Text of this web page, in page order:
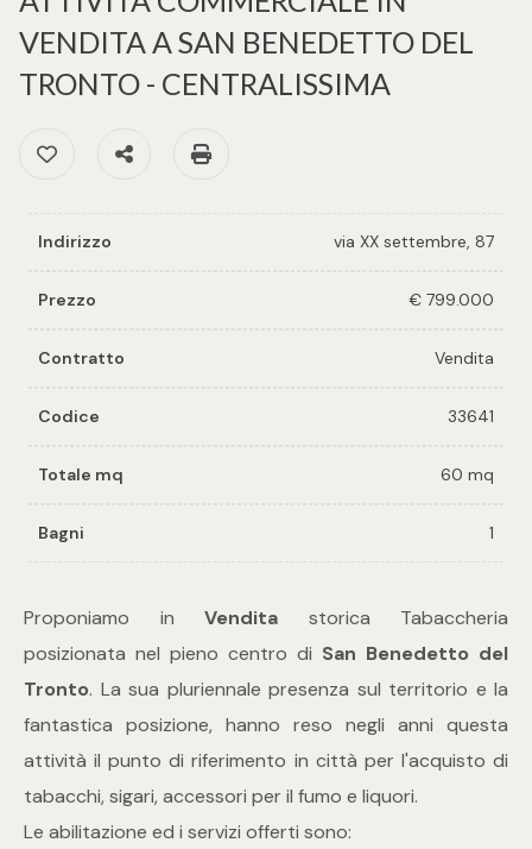
VENDITA A SAN BENEDETTO DEL
TRONTO - CENTRALISSIMA
Preferiti: Cod. 33641
Condividi
Indirizzo via XX settembre, 87
Prezzo € 799.000
Contratto Vendita
Codice 33641
Totale mq 60 mq
Bagni 1
Proponiamo in Vendita storica Tabaccheria
posizionata nel pieno centro di San Benedetto del
Tronto. La sua pluriennale presenza sul territorio e la
fantastica posizione, hanno reso negli anni questa
attività il punto di riferimento in città per l'acquisto di
tabacchi, sigari, accessori per il fumo e liquori.
Le abilitazione ed i servizi offerti sono:
Richiedi
immobile
vendi il
immobile
Contattaci
Provincia
Comune
-
Residenziali
Industriali
Terreni
Prezzo